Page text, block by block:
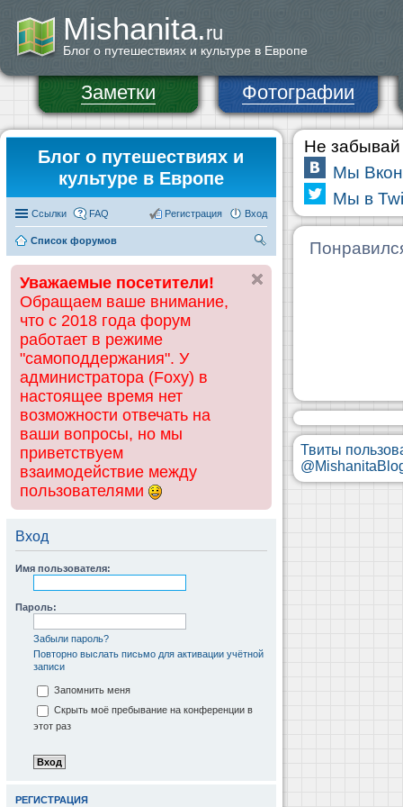
Mishanita.ru
Блог о путешествиях и культуре в Европе
Заметки Фотографии
Блог о путешествиях и
культуре в Европе
Ссылки FAQ Вход
Регистрация
Список форумов
ск
Уважаемые посетители!
Обращаем ваше внимание,
что с 2018 года форум
работает в режиме
"самоподдержания". У
администратора (Foxy) в
настоящее время нет
возможности отвечать на
ваши вопросы, но мы
приветствуем
взаимодействие между
пользователями
Вход
Имя пользователя:
Пароль:
Забыли пароль?
Повторно выслать письмо для активации учётной
записи
Запомнить меня
Скрыть моё пребывание на конференции в
этот раз
РЕГИСТРАЦИЯ
Не забывай
Мы
Мы в
Твиты